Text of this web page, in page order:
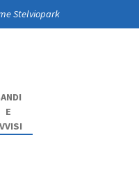
Stelviopark
E